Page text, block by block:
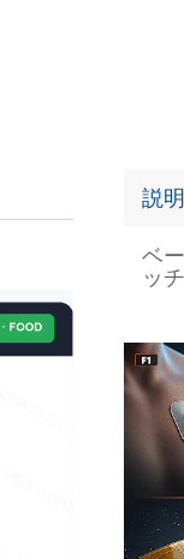
説明
ベ
ッ